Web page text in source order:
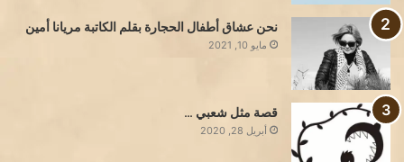
نحن عشاق أطفال الحجارة بقلم الكاتبة مريانا أمين
مايو 10, 2021
قصة مثل شعبي …
أبريل 28, 2020